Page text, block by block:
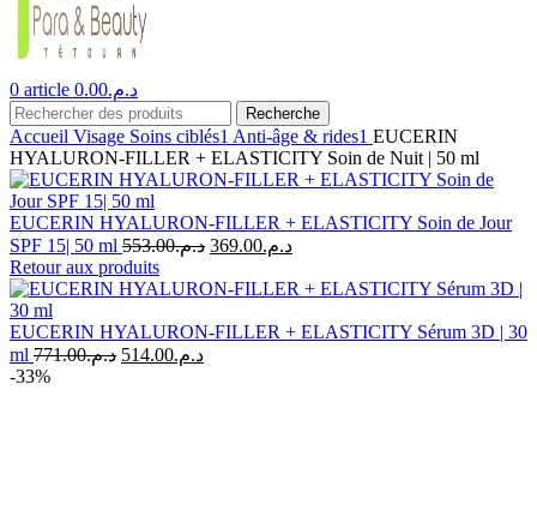
0 article د.م.0.00
Recherche
Accueil Visage Soins ciblés1 Anti-âge & rides1 EUCERIN
HYALURON-FILLER + ELASTICITY Soin de Nuit | 50 ml
EUCERIN HYALURON-FILLER + ELASTICITY Soin de Jour
SPF 15| 50 ml
د.م.553.00
Le
initial
د.م.553.00.
د.م.369.00
Le
actuel
د.م.369.00.
Retour aux produits
EUCERIN HYALURON-FILLER + ELASTICITY Sérum 3D | 30
ml
د.م.771.00
Le
د.م.514.00
Le
-33%